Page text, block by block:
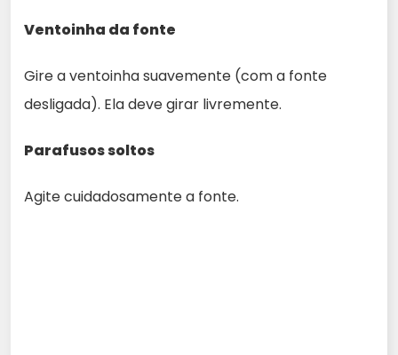
Ventoinha da fonte
Gire a ventoinha suavemente (com a fonte
desligada). Ela deve girar livremente.
Parafusos soltos
Agite cuidadosamente a fonte.